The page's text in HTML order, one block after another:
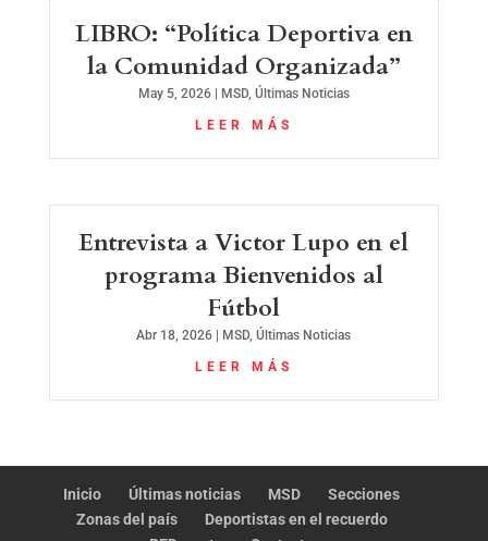
LIBRO: “Política Deportiva en
la Comunidad Organizada”
May 5, 2026| MSD, Últimas Noticias
LEER MÁS
Entrevista a Victor Lupo en el
programa Bienvenidos al
Fútbol
Abr 18, 2026 | MSD,Últimas Noticias
LEER MÁS
Inicio Últimas noticias MSD
Secciones
Zonas del país
Deportistas en el recuerdo